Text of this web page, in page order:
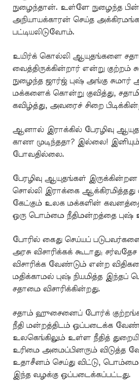
நுழைந்தான். உள்ளே நுழைந்த
அநியாயக்காரன் செய்த
பட்டியலிடுவோம்.
உயிர்க் கொல்லி ஆயுதங்களை
வைத்திருக்கின்றார் என்று குற்றம்
நுழைந்த ஜார்ஜ் புஷ் அங்கு
மக்களைக் கொன்று குவித்து,
கவிழ்த்து, அவரைச் சிறை
ஆனால் இராக்கில் பேரழிவு
காண முடிந்ததா? இல்லை!
போவதில்லை.
பேரழிவு ஆயுதங்கள்
சொல்லி இராக்கை
கேட்கும் உலக மக்களின் கவனத்தைத்
ஒரு பொம்மை நீதிமன்றத்தை புஷ்
போரில் கைது செய்யப்
அரசு விசாரிக்கக் கூடாது;
விசாரிக்க வேண்டும் என்ற
மதிக்காமல் புஷ் நியமித்த
சதாமை விசாரிக்கின்றது.
சதாம் ஹுசைனைப் போர்க்
நீதி மன்றத்திடம் ஒப்படைக்க
உலகெங்கிலும் உள்ள நீதித்
உரிமை அமைப்பினரும்
உதாசீனம் செய்து விட்டு, பொம்மை
இந்த வழக்கு ஒப்படைக்கப்பட்டது.